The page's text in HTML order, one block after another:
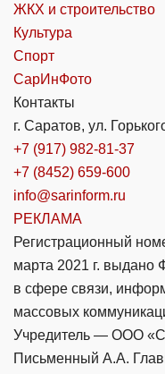
ЖКХ и строительство
Культура
Спорт
СарИнФото
Контакты
г. Саратов, ул.
+7 (917) 982-81-37
+7 (8452) 659-600
info@sarinform.ru
РЕКЛАМА
Регистрационный
марта 2021 г. выдано
в сфере связи,
массовых
Учредитель — ООО
Письменный А.А.